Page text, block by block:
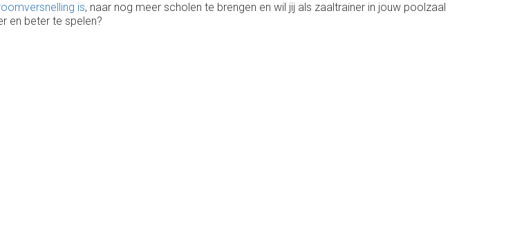
is, naar nog meer scholen te brengen en wil jij als zaaltrainer in jouw poolzaal
en beter te spelen?